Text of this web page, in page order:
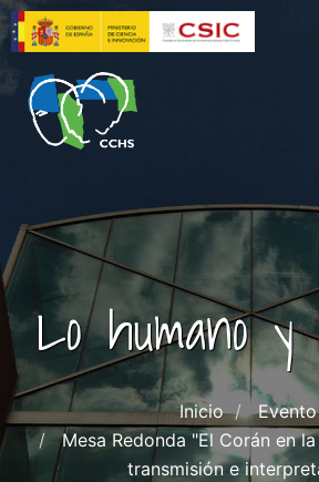
Pasar
al
contenido
principal
Lo humano y
Inicio
Evento
Mesa Redonda "El Corán en
transmisión e